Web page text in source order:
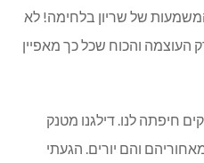
של שריון בלחימה! לא
העוצמה והכוח שכל כך מאפיין
חיפתה לנו. דילגנו מטנק
והם יורים. הגעתי